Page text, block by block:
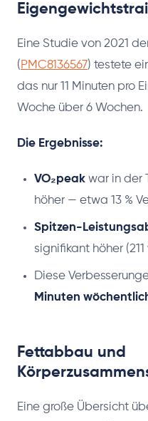
Eine Studie von 2021
( PMC8136567) testete
das nur 11 Minuten pro
Woche über 6 Wochen.
Die Ergebnisse:
VO₂peak war in der
höher — etwa 13 %
Spitzen-
signifikant höher (211
Diese
Minuten
Fettabbau und
Eine große Übersicht